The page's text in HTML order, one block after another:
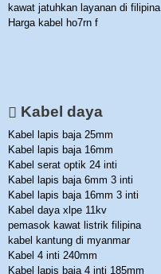
kawat jatuhkan layanan di filipina
Harga kabel ho7rn f
Kabel daya
Kabel lapis baja 25mm
Kabel lapis baja 16mm
Kabel serat optik 24 inti
Kabel lapis baja 6mm 3 inti
Kabel lapis baja 16mm 3 inti
Kabel daya xlpe 11kv
pemasok kawat listrik filipina
kabel kantung di myanmar
Kabel 4 inti 240mm
Kabel lapis baja 4 inti 185mm